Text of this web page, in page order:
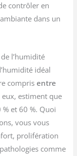
contrôler en
dans un
l’humidité
idéal
comprisentre
eux, estiment que
et 60 %. Quoi
vous vous
prolifération
comme